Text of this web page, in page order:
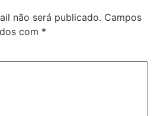
não será publicado. Campos
com *